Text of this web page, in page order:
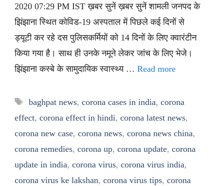
2020 07:29 PM IST ख़बर सुनें ख़बर सुनें शामली जनपद के
झिंझाना स्थित कोविड-19 अस्पताल में पिछले कई दिनों से
ड्यूटी कर रहे दस पुलिसकर्मियों को 14 दिनों के लिए क्वारंटीन
किया गया है। साथ ही उनके नमूने लेकर जांच के लिए भेजे।
झिंझाना कस्बे के सामुदायिक स्वास्थ्य … Read more
Tags
baghpat news, corona cases in india, corona
effect, corona effect in hindi, corona latest news,
corona new case, corona news, corona news china,
corona remedies, corona up, corona update, corona
update in india, corona virus, corona virus india,
corona virus ke lakshan, corona virus tips, corona